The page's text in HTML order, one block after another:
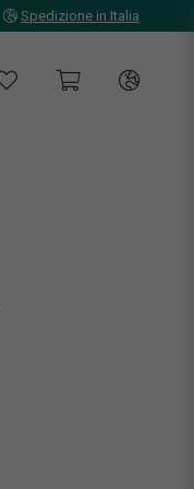
Spedizione in Italia